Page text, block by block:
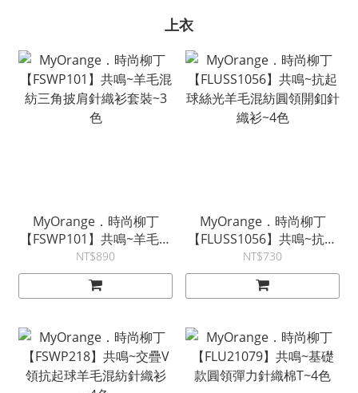
上衣
MyOrange．時尚柳丁
【FSWP101】共鳴~羊毛混
紡三角披肩針織衫套裝~3
色
NT$890
MyOrange．時尚柳丁
【FLUSS1056】共鳴~抗起
球絲光羊毛混紡圓領開釦針
織衫~4色
NT$730